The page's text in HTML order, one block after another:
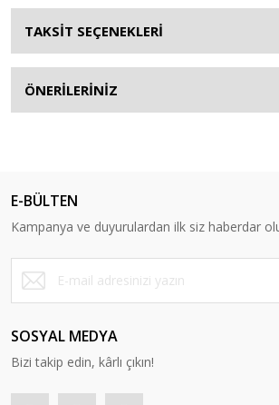
TAKSİT SEÇENEKLERİ
ÖNERİLERİNİZ
E-BÜLTEN
Kampanya ve duyurulardan ilk siz haberdar
SOSYAL MEDYA
Bizi takip edin, kârlı çıkın!